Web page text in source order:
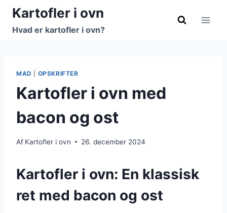
Fortsæt
indhold
Kartofler i ovn
Hvad er kartofler i ovn?
MAD OPSKRIFTER
Kartofler i ovn med
bacon og ost
Af Kartofler i ovn 26. december 2024
Kartofler i ovn: En klassisk
ret med bacon og ost